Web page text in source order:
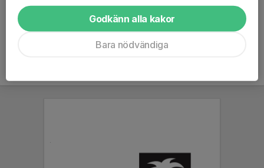
Godkänn alla kakor
Bara nödvändiga